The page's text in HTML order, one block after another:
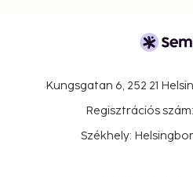
Kungsgatan 6, 252 21
Regisztrációs
Székhely: